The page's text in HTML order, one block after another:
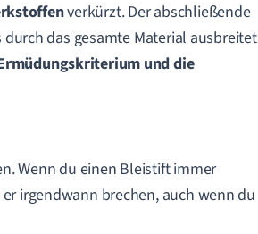
verkürzt. Der abschließende
das gesamte Material ausbreitet
und die
Wenn du einen Bleistift immer
irgendwann brechen, auch wenn du